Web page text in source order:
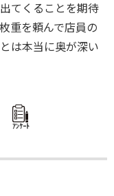
てくることを期待
重を頼んで店員の
は本当に奥が深い
ｱﾝｹｰﾄ